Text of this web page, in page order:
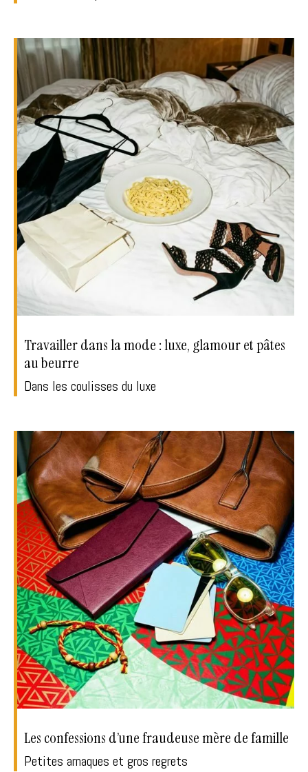
Travailler dans la mode : luxe, glamour et pâtes
au beurre
Dans les coulisses du luxe
Les confessions d’une fraudeuse mère de famille
Petites arnaques et gros regrets